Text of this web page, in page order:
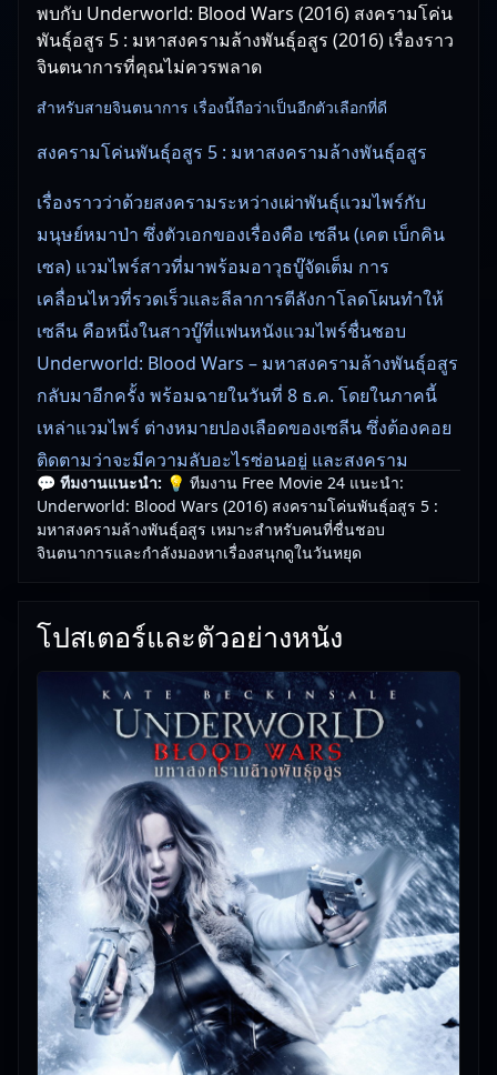
พบกับ Underworld: Blood Wars (2016) สงครามโค่น
พันธุ์อสูร 5 : มหาสงครามล้างพันธุ์อสูร (2016) เรื่องราว
จินตนาการที่คุณไม่ควรพลาด
สำหรับสายจินตนาการ เรื่องนี้ถือว่าเป็นอีกตัวเลือกที่ดี
สงครามโค่นพันธุ์อสูร 5 : มหาสงครามล้างพันธุ์อสูร
เรื่องราวว่าด้วยสงครามระหว่างเผ่าพันธุ์แวมไพร์กับ
มนุษย์หมาป่า ซึ่งตัวเอกของเรื่องคือ เซลีน (เคต เบ็กคิน
เซล) แวมไพร์สาวที่มาพร้อมอาวุธบู๊จัดเต็ม การ
เคลื่อนไหวที่รวดเร็วและลีลาการตีลังกาโลดโผนทำให้
เซลีน คือหนึ่งในสาวบู๊ที่แฟนหนังแวมไพร์ชื่นชอบ
Underworld: Blood Wars – มหาสงครามล้างพันธุ์อสูร
กลับมาอีกครั้ง พร้อมฉายในวันที่ 8 ธ.ค. โดยในภาคนี้
เหล่าแวมไพร์ ต่างหมายปองเลือดของเซลีน ซึ่งต้องคอย
ติดตามว่าจะมีความลับอะไรซ่อนอยู่ และสงคราม
ระหว่างเหล่าแวมไพร์และไลแค่นจะถึงคราวอวสานหรือ
ไม่
ใหม่ชนโรงปี ออนไลน์ฟรี ภาพคมชัด
เรื่องนี้เหมาะกับคนที่ชอบหนังใหม่ชนโรงและกำลังมอง
หาหนังดูสบาย ๆ
💡 ทีมงาน Free Movie 24 คัดสรร Underworld:
Blood Wars (2016) สงครามโค่นพันธุ์อสูร 5 : มหา
สงครามล้างพันธุ์อสูร มาให้คุณดูฟรี
🎥อัปเดตโดยทีมงาน Free Movie 24— ตรวจสอบล่าสุด:
09/06/2026 |เกี่ยวกับเรา
💬 ทีมงานแนะนำ: 💡 ทีมงาน Free Movie 24 แนะนำ:
Underworld: Blood Wars (2016) สงครามโค่นพันธุ์อสูร 5 :
มหาสงครามล้างพันธุ์อสูร เหมาะสำหรับคนที่ชื่นชอบ
จินตนาการและกำลังมองหาเรื่องสนุกดูในวันหยุด
โปสเตอร์และตัวอย่างหนัง